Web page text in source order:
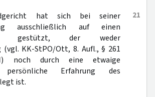
21
hat sich bei seiner
ausschließlich auf einen
gestützt, der weder
KK-StPO/Ott, 8. Aufl., § 261
noch durch eine etwaige
persönliche Erfahrung des
ist.